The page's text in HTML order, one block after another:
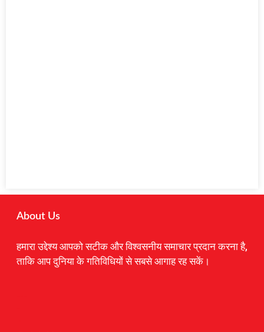
About Us
हमारा उद्देश्य आपको सटीक और विश्वसनीय समाचार प्रदान करना है,
ताकि आप दुनिया के गतिविधियों से सबसे आगाह रह सकें।